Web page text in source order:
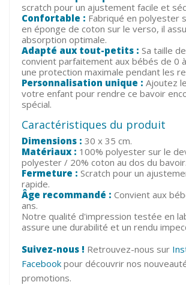
scratch pour un ajustement facile et
Confortable : Fabriqué en polyester
en éponge de coton sur le verso, il
absorption optimale.
Adapté aux tout-petits : Sa taille
convient parfaitement aux bébés de 0
une protection maximale pendant les
Personnalisation unique : Ajoutez
votre enfant pour rendre ce bavoir
spécial.
Caractéristiques du produit
Dimensions : 30 x 35 cm.
Matériaux : 100% polyester sur le
polyester / 20% coton au dos du bavoir.
Fermeture : Scratch pour un
rapide.
Âge recommandé : Convient aux
ans.
Notre qualité d'impression testée en
assure une durabilité et un rendu
Suivez-nous ! Retrouvez-nous sur
Facebook pour découvrir nos
promotions.